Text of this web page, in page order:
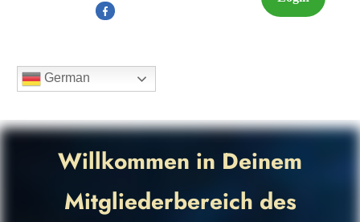
German
Willkommen in Deinem
Mitgliederbereich des